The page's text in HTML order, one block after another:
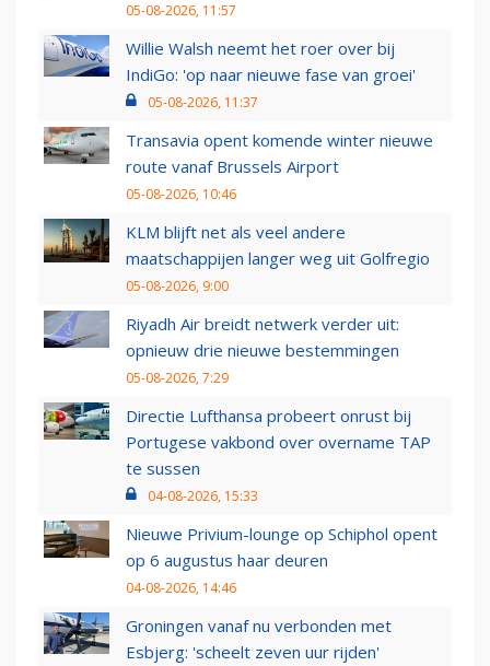
05-08-2026, 11:57
Willie Walsh neemt het roer over bij
IndiGo: 'op naar nieuwe fase van groei'
05-08-2026, 11:37
Transavia opent komende winter nieuwe
route vanaf Brussels Airport
05-08-2026, 10:46
KLM blijft net als veel andere
maatschappijen langer weg uit Golfregio
05-08-2026, 9:00
Riyadh Air breidt netwerk verder uit:
opnieuw drie nieuwe bestemmingen
05-08-2026, 7:29
Directie Lufthansa probeert onrust bij
Portugese vakbond over overname TAP
te sussen
04-08-2026, 15:33
Nieuwe Privium-lounge op Schiphol opent
op 6 augustus haar deuren
04-08-2026, 14:46
Groningen vanaf nu verbonden met
Esbjerg: 'scheelt zeven uur rijden'